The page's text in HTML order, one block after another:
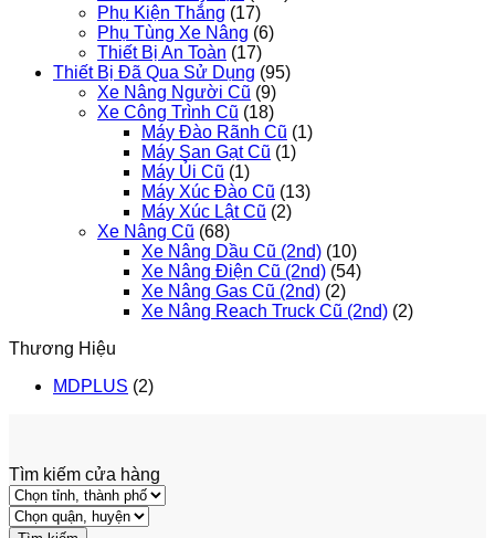
Phụ Kiện Thắng (17)
Phụ Tùng Xe Nâng (6)
Thiết Bị An Toàn (17)
Thiết Bị Đã Qua Sử Dụng (95)
Xe Nâng Người Cũ (9)
Xe Công Trình Cũ (18)
Máy Đào Rãnh Cũ (1)
Máy San Gạt Cũ (1)
Máy Ủi Cũ (1)
Máy Xúc Đào Cũ (13)
Máy Xúc Lật Cũ (2)
Xe Nâng Cũ (68)
Xe Nâng Dầu Cũ (2nd) (10)
Xe Nâng Điện Cũ (2nd) (54)
Xe Nâng Gas Cũ (2nd) (2)
Xe Nâng Reach Truck Cũ (2nd) (2)
Thương Hiệu
MDPLUS (2)
Tìm kiếm cửa hàng